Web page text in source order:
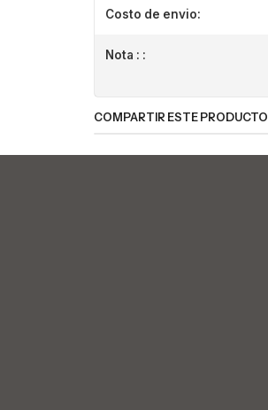
Costo de envio:
Nota : :
COMPARTIR ESTE PRODUCTO